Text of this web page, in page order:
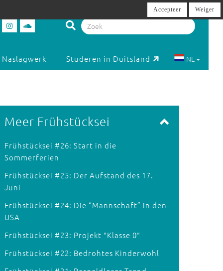
Naslagwerk Studeren in Duitsland NL
Meer Frühstücksei
Frühstücksei #26: Start in die
Sommerferien
Frühstücksei #25: Der Aufstand des 17.
Juni
Frühstücksei #24: Die “Mannschaft” in den
USA
Frühstücksei #23: Projekt "Klasse 0"
Frühstücksei #22: Bedrohtes Kinderwohl
Accepteer Weiger